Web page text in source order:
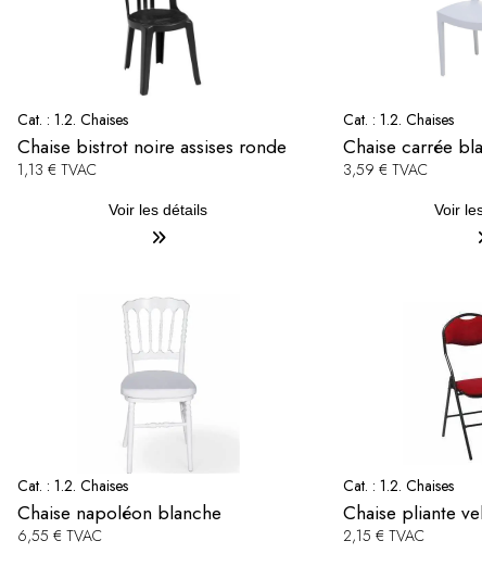
Cat. : 1.2. Chaises
Chaise bistrot noire assises ronde
1,13 € TVAC
Voir les détails
Cat. : 1.2. Chaises
Chaise carrée
3,59 € TVAC
Voir
Cat. : 1.2. Chaises
Chaise napoléon blanche
6,55 € TVAC
Cat. : 1.2. Chaises
Chaise pliante
2,15 € TVAC